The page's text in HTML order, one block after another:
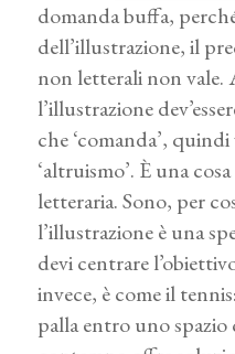
domanda buffa,
dell’illustrazione, il
non letterali non vale.
l’illustrazione
che ‘comanda’,
‘altruismo’. È una
letteraria. Sono, per
l’illustrazione è una
devi centrare
invece, è come il
palla entro uno spazio